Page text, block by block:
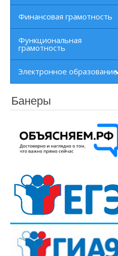
Финансовая грамотность
Функциональная
грамотность
Электронное образование
Банеры